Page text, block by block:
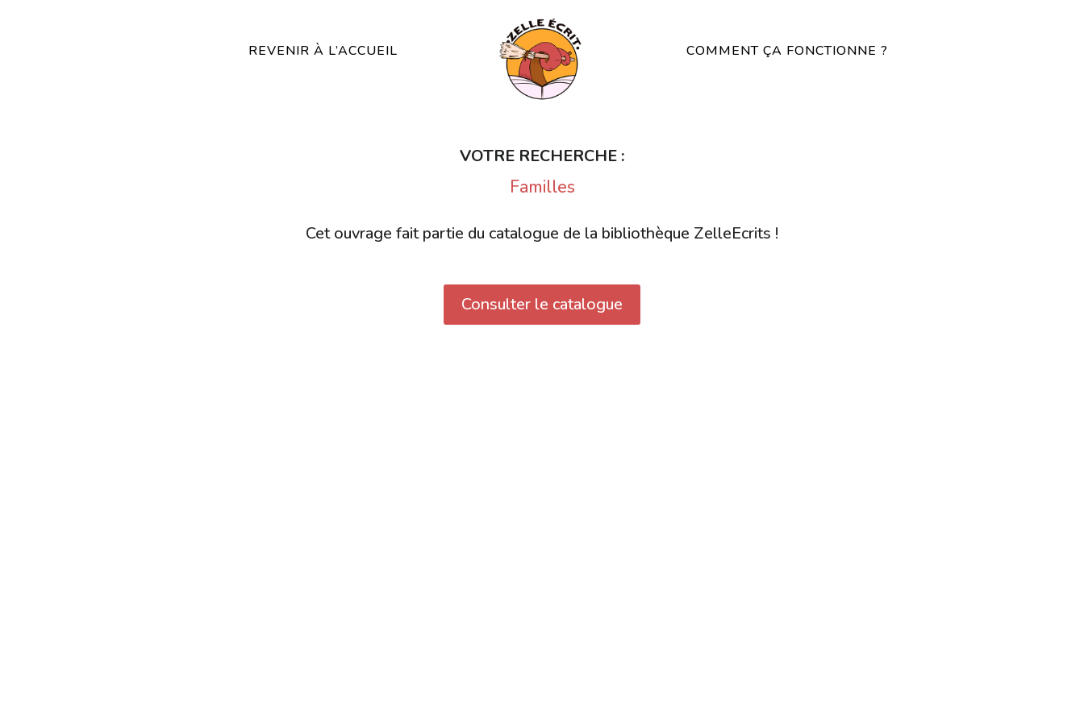
REVENIR À L’ACCUEIL COMMENT ÇA FONCTIONNE ?
VOTRE RECHERCHE :
Familles
Cet ouvrage fait partie du catalogue de la bibliothèque ZelleEcrits !
Consulter le catalogue